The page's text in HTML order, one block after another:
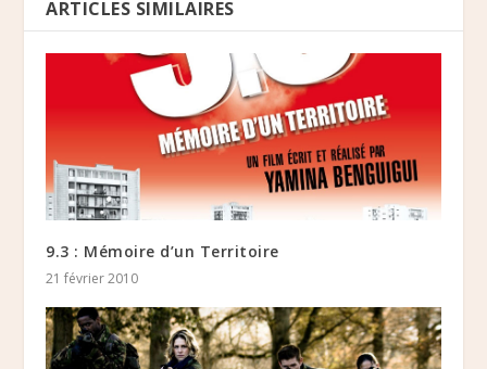
ARTICLES SIMILAIRES
9.3 : Mémoire d’un Territoire
21 février 2010